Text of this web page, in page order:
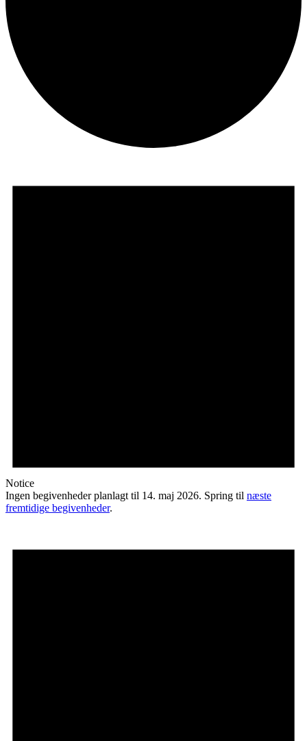
Notice
Ingen begivenheder planlagt til 14. maj 2026. Spring til næste
fremtidige begivenheder.